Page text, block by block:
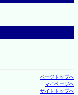
ページトップへ
マイページへ
サイトトップへ